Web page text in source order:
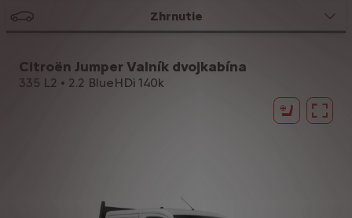
Zhrnutie
Citroën Jumper Valník dvojkabína
335 L2 • 2.2 BlueHDi 140k